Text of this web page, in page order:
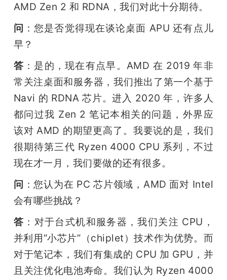
AMD Zen 2 和 RDNA，我们对此十分期待。
问 ：您是否觉得现在谈论桌面 APU 还有点儿
早？
答 ：是的，现在有点早。AMD 在 2019 年非
常关注桌面和服务器，我们推出了第一个基于
Navi 的 RDNA 芯片。进入 2020 年，许多人
都问过我 Zen 2 笔记本相关的问题，外界应
该对 AMD 的期望更高了。我要说的是，我们
很期待第三代 Ryzen 4000 CPU 系列，不过
现在才一月，我们要做的还有很多。
问 ：您认为在 PC 芯片领域，AMD 面对 Intel
会有哪些挑战？
答 ：对于台式机和服务器，我们关注 CPU，
并利用“小芯片”（chiplet）技术作为优势。而
对于笔记本，我们有集成的 CPU 加 GPU，并
且关注优化电池寿命。我们认为 Ryzen 4000